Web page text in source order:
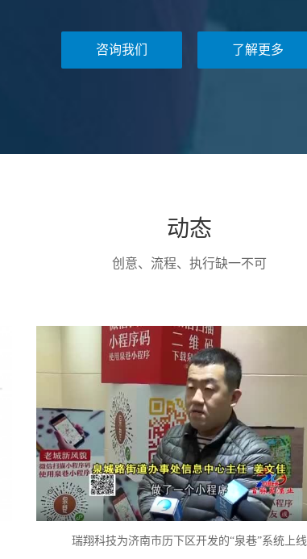
咨询我们 了解更多
动态
创意、流程、执行缺一不可
瑞翔科技为济南市历下区开发的“泉巷”系统上线